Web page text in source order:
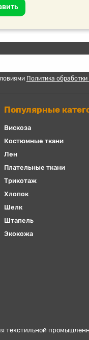
Политика
Популярные
Вискоза
Костюмные ткани
Лен
Плательные ткани
Трикотаж
Хлопок
Шелк
Штапель
Экокожа